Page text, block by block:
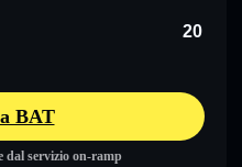
BAT
dal servizio on-ramp